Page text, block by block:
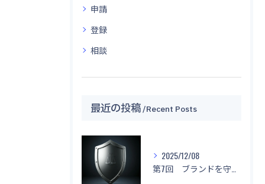
申請
登録
相談
最近の投稿 Recent Posts
2025/12/08